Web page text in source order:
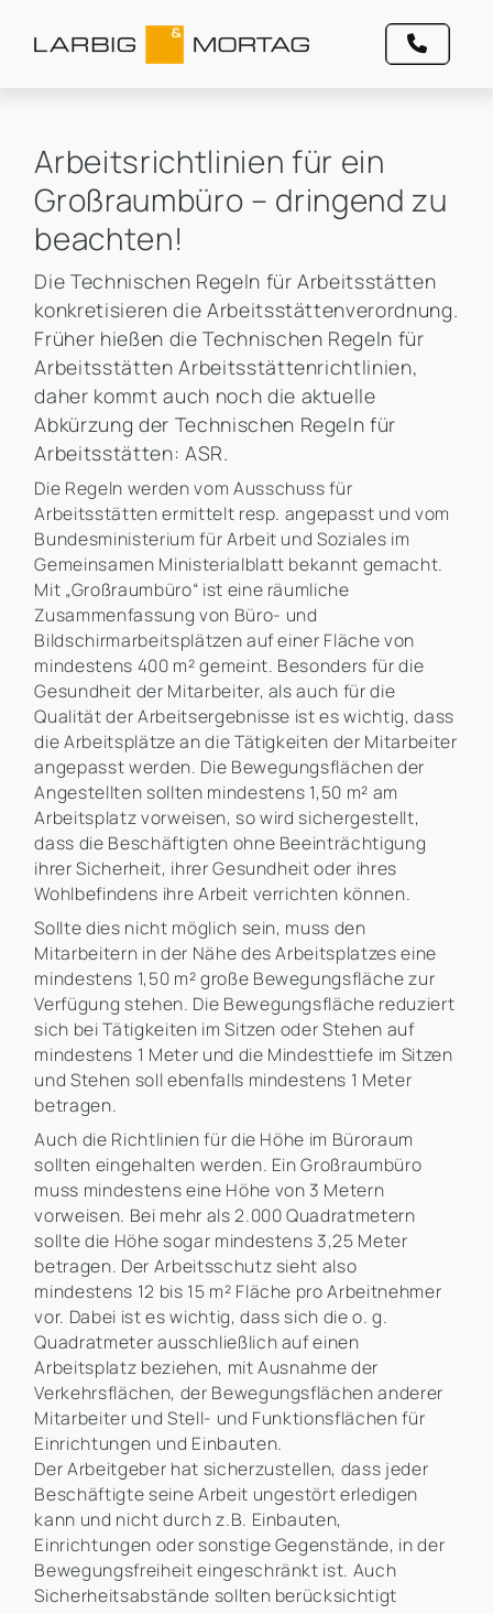
Arbeitsrichtlinien für ein
Großraumbüro – dringend zu
beachten!
Die Technischen Regeln für Arbeitsstätten
konkretisieren die Arbeitsstättenverordnung.
Früher hießen die Technischen Regeln für
Arbeitsstätten Arbeitsstättenrichtlinien,
daher kommt auch noch die aktuelle
Abkürzung der Technischen Regeln für
Arbeitsstätten: ASR.
Die Regeln werden vom Ausschuss für
Arbeitsstätten ermittelt resp. angepasst und vom
Bundesministerium für Arbeit und Soziales im
Gemeinsamen Ministerialblatt bekannt gemacht.
Mit „Großraumbüro“ ist eine räumliche
Zusammenfassung von Büro- und
Bildschirmarbeitsplätzen auf einer Fläche von
mindestens 400 m² gemeint. Besonders für die
Gesundheit der Mitarbeiter, als auch für die
Qualität der Arbeitsergebnisse ist es wichtig, dass
die Arbeitsplätze an die Tätigkeiten der Mitarbeiter
angepasst werden. Die Bewegungsflächen der
Angestellten sollten mindestens 1,50 m² am
Arbeitsplatz vorweisen, so wird sichergestellt,
dass die Beschäftigten ohne Beeinträchtigung
ihrer Sicherheit, ihrer Gesundheit oder ihres
Wohlbefindens ihre Arbeit verrichten können.
Sollte dies nicht möglich sein, muss den
Mitarbeitern in der Nähe des Arbeitsplatzes eine
mindestens 1,50 m² große Bewegungsfläche zur
Verfügung stehen. Die Bewegungsfläche reduziert
sich bei Tätigkeiten im Sitzen oder Stehen auf
mindestens 1 Meter und die Mindesttiefe im Sitzen
und Stehen soll ebenfalls mindestens 1 Meter
betragen.
Auch die Richtlinien für die Höhe im Büroraum
sollten eingehalten werden. Ein Großraumbüro
muss mindestens eine Höhe von 3 Metern
vorweisen. Bei mehr als 2.000 Quadratmetern
sollte die Höhe sogar mindestens 3,25 Meter
betragen. Der Arbeitsschutz sieht also
mindestens 12 bis 15 m² Fläche pro Arbeitnehmer
vor. Dabei ist es wichtig, dass sich die o. g.
Quadratmeter ausschließlich auf einen
Arbeitsplatz beziehen, mit Ausnahme der
Verkehrsflächen, der Bewegungsflächen anderer
Mitarbeiter und Stell- und Funktionsflächen für
Einrichtungen und Einbauten.
Der Arbeitgeber hat sicherzustellen, dass jeder
Beschäftigte seine Arbeit ungestört erledigen
kann und nicht durch z.B. Einbauten,
Einrichtungen oder sonstige Gegenstände, in der
Bewegungsfreiheit eingeschränkt ist. Auch
Sicherheitsabstände sollten berücksichtigt